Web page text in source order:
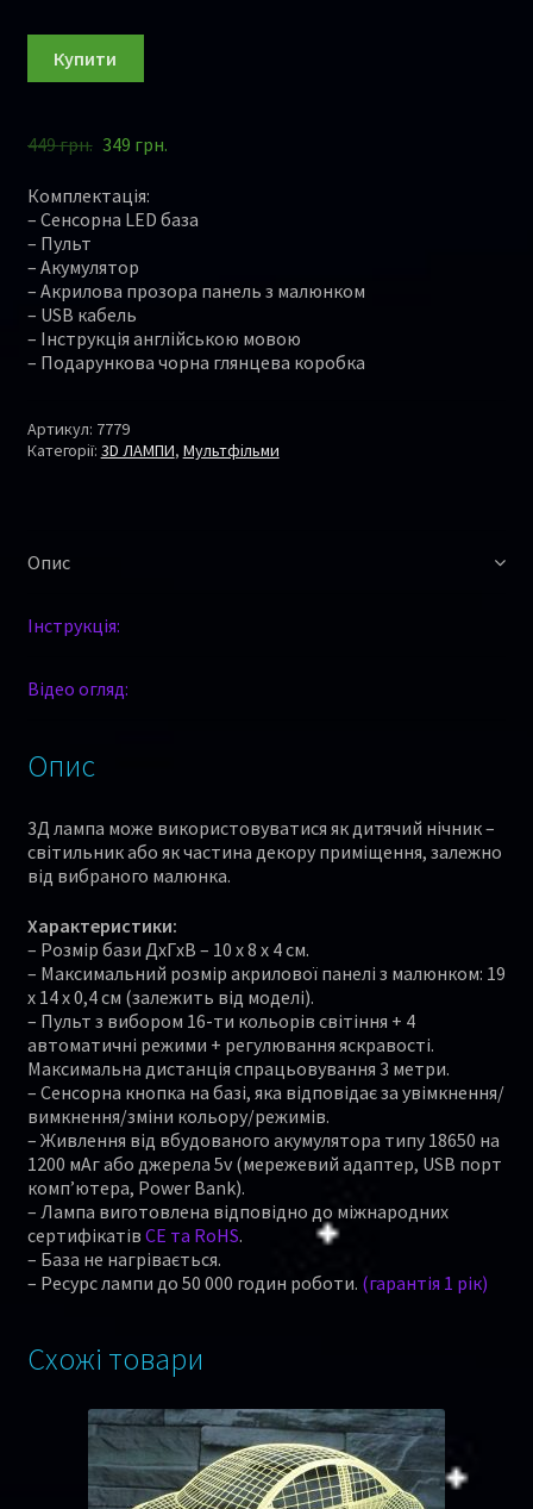
Купити
449грн. 349 грн.
Комплектація:
– Сенсорна LED база
– Пульт
– Акумулятор
– Акрилова прозора панель з малюнком
– USB кабель
– Інструкція англійською мовою
– Подарункова чорна глянцева коробка
Артикул: 7779
Категорії: 3D ЛАМПИ, Мультфільми
Опис
Інструкція:
Відео огляд:
Опис
3Д лампа може використовуватися як дитячий нічник –
світильник або як частина декору приміщення, залежно
від вибраного малюнка.
Характеристики:
– Розмір бази ДхГхВ – 10 х 8 х 4 см.
– Максимальний розмір акрилової панелі з малюнком: 19
x 14 x 0,4 см (залежить від моделі).
– Пульт з вибором 16-ти кольорів світіння + 4
автоматичні режими + регулювання яскравості.
Максимальна дистанція спрацьовування 3 метри.
– Сенсорна кнопка на базі, яка відповідає за увімкнення/
вимкнення/зміни кольору/режимів.
– Живлення від вбудованого акумулятора типу 18650 на
1200 мАг або джерела 5v (мережевий адаптер, USB порт
комп’ютера, Power Bank).
– Лампа виготовлена відповідно до міжнародних
сертифікатів CE та RoHS.
– База не нагрівається.
– Ресурс лампи до 50 000 годин роботи. (гарантія 1 рік)
Схожі товари